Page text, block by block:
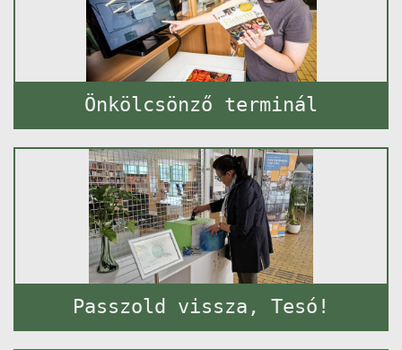
Önkölcsönző terminál
Passzold vissza, Tesó!